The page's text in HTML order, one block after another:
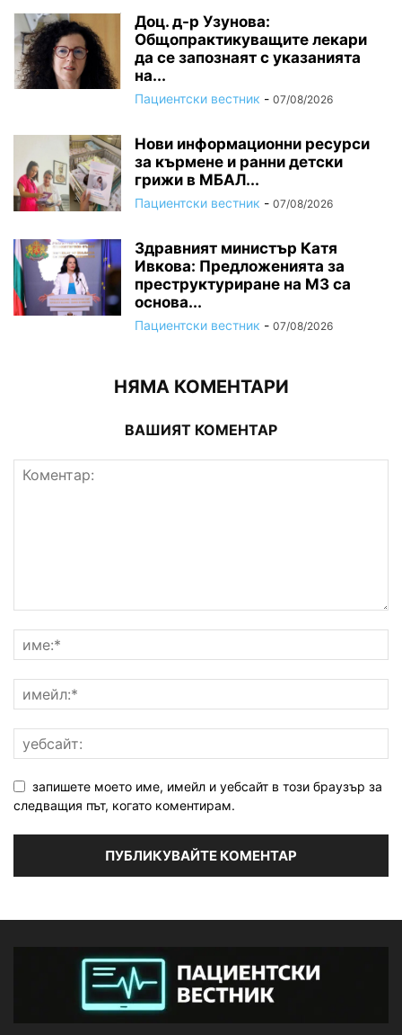
Доц. д-р Узунова:
Общопрактикуващите лекари
да се запознаят с указанията
на...
Пациентски вестник - 07/08/2026
Нови информационни ресурси
за кърмене и ранни детски
грижи в МБАЛ...
Пациентски вестник - 07/08/2026
Здравният министър Катя
Ивкова: Предложенията за
преструктуриране на МЗ са
основа...
Пациентски вестник - 07/08/2026
НЯМА КОМЕНТАРИ
ВАШИЯТ КОМЕНТАР
запишете моето име, имейл и уебсайт в този браузър за
следващия път, когато коментирам.